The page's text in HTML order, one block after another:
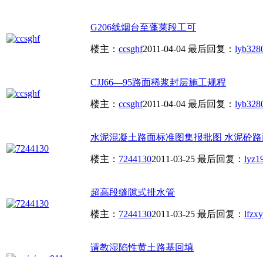
G206线烟台至蓬莱段工可
楼主： ccsghf2011-04-04 最后回复：
CJJ66—95路面稀浆封层施工规程
楼主： ccsghf2011-04-04 最后回复：
水泥混凝土路面标准图集报批图 水泥砼
楼主： 72441302011-03-25 最后回复：
超高段缝隙式排水管
楼主： 72441302011-03-25 最后回复： lfzxy
请教湿陷性黄土路基回填